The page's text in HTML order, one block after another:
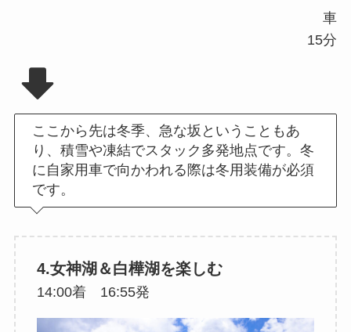
車
15分
ここから先は冬季、急な坂ということもあ
り、積雪や凍結でスタック多発地点です。冬
に自家用車で向かわれる際は冬用装備が必須
です。
4.女神湖＆白樺湖を楽しむ
14:00着 16:55発